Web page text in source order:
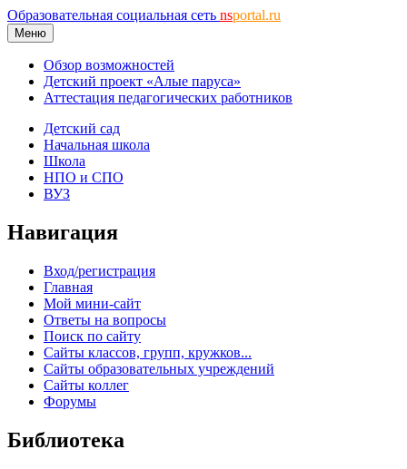
Образовательная социальная сеть nsportal.ru
Меню
Обзор возможностей
Детский проект «Алые паруса»
Аттестация педагогических работников
Детский сад
Начальная школа
Школа
НПО и СПО
ВУЗ
Навигация
Вход/регистрация
Главная
Мой мини-сайт
Ответы на вопросы
Поиск по сайту
Сайты классов, групп, кружков...
Сайты образовательных учреждений
Сайты коллег
Форумы
Библиотека